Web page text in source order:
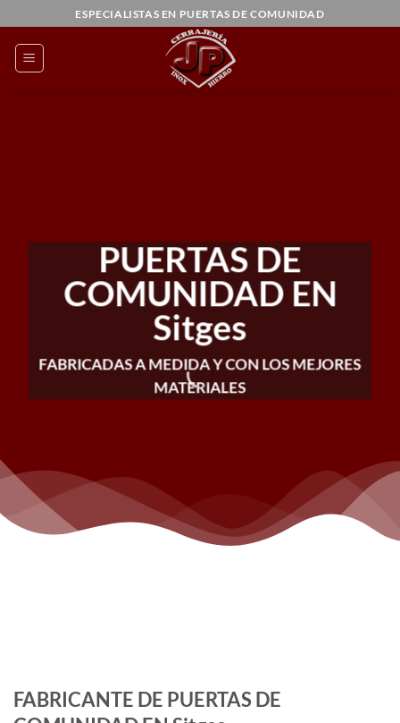
al
contenido
ESPECIALISTAS EN PUERTAS DE COMUNIDAD
PUERTAS DE
COMUNIDAD EN
Sitges
FABRICADAS A MEDIDA Y CON LOS MEJORES
MATERIALES
FABRICANTE DE PUERTAS DE